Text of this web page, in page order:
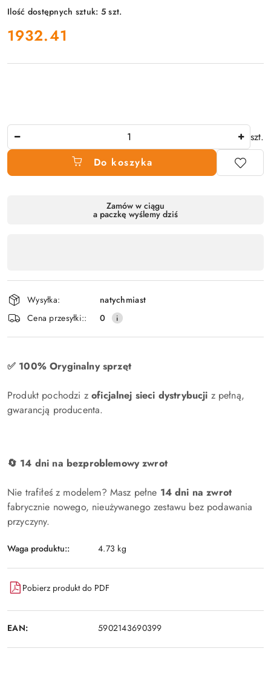
Ilość dostępnych sztuk: 5szt.
cena:
1932.41
szt.
Do koszyka
dostawa
Zamów w ciągu
a paczkę wyślemy dziś
Wysyłka:
natychmiast
Cena przesyłki::
0
✅ 100% Oryginalny sprzęt
Produkt pochodzi zoficjalnej sieci dystrybucji z pełną,
gwarancją producenta.
🔄 14 dni na bezproblemowy zwrot
Nie trafiłeś z modelem? Masz pełne 14 dni na zwrot
fabrycznie nowego, nieużywanego zestawu bez podawania
przyczyny.
Waga produktu:: 4.73 kg
Pobierz produkt do PDF
EAN: 5902143690399